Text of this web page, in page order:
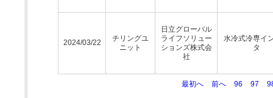
2024/03/22
チリングユ
ニット
日立グローバル
ライフソリュー
ションズ株式会
社
水冷式冷専イ
タ
最初へ 前へ 96 97